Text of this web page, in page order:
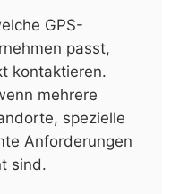
GPS-
passt,
kontaktieren.
mehrere
spezielle
Anforderungen
sind.